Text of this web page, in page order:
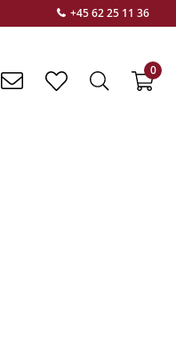
+45 62 25 11 36
envelopeheart
search0